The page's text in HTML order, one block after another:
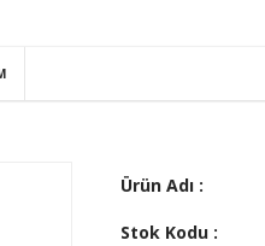
Ürün Adı :
Stok Kodu :